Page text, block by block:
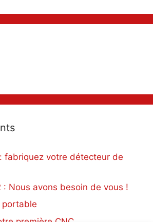
fabriquez votre détecteur de
: Nous avons besoin de vous !
portable